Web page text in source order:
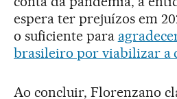
espera ter prejuízos em
o suficiente para
brasileiro por viabilizar a
Ao concluir, Florenzano